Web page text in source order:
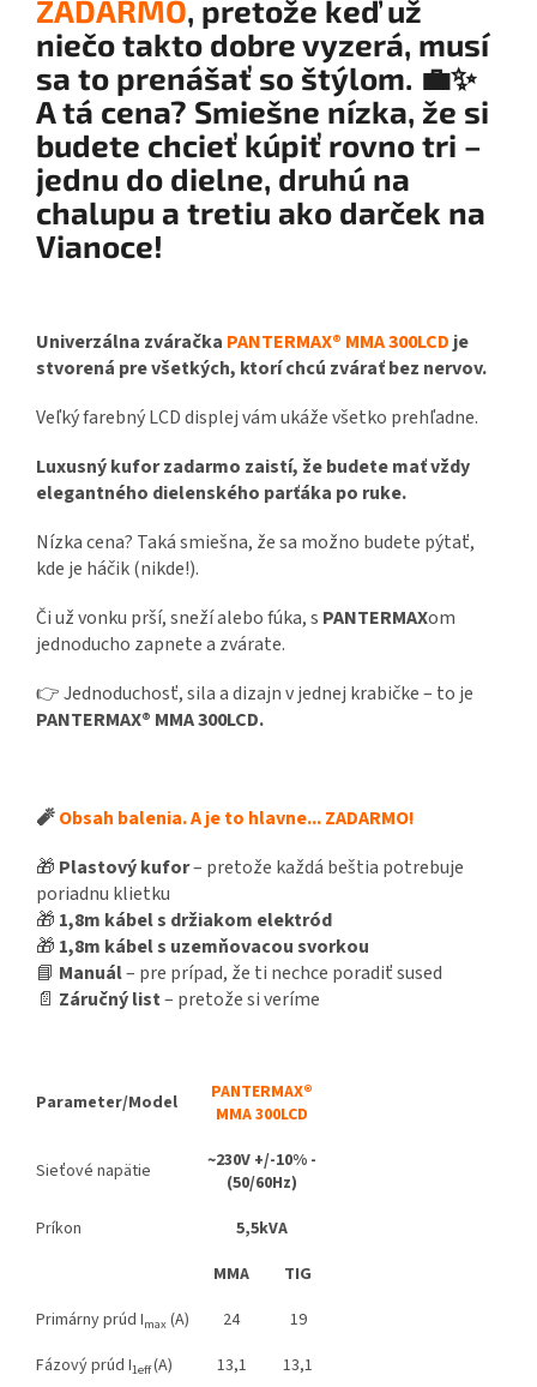
ZADARMO, pretože keď už
niečo takto dobre vyzerá, musí
sa to prenášať so štýlom. 💼✨
A tá cena? Smiešne nízka, že si
budete chcieť kúpiť rovno tri –
jednu do dielne, druhú na
chalupu a tretiu ako darček na
Vianoce!
Univerzálna zváračka PANTERMAX® MMA 300LCD je
stvorená pre všetkých, ktorí chcú zvárať bez nervov.
Veľký farebný LCD displej vám ukáže všetko prehľadne.
Luxusný kufor zadarmo zaistí, že budete mať vždy
elegantného dielenského parťáka po ruke.
Nízka cena? Taká smiešna, že sa možno budete pýtať,
kde je háčik (nikde!).
Či už vonku prší, sneží alebo fúka, s PANTERMAXom
jednoducho zapnete a zvárate.
👉 Jednoduchosť, sila a dizajn v jednej krabičke – to je
PANTERMAX® MMA 300LCD.
🧨Obsah balenia. A je to hlavne... ZADARMO!
🎁 Plastový kufor– pretože každá beštia potrebuje
poriadnu klietku
🎁 1,8m kábel s držiakom elektród
🎁 1,8m kábel s uzemňovacou svorkou
📘 Manuál– pre prípad, že ti nechce poradiť sused
📄 Záručný list– pretože si veríme
Parameter/Model
PANTERMAX®
MMA300LCD
Sieťové napätie
~230V +/-10% -
(50/60Hz)
Príkon
5,5kVA
MMA
TIG
Primárny prúd Imax (A) 24
19
Fázový prúd I1eff(A) 13,1
13,1